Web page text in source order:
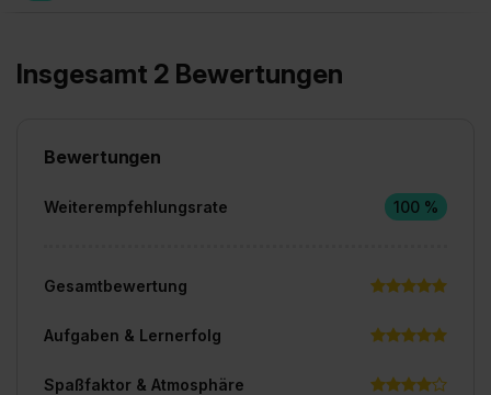
Insgesamt 2 Bewertungen
Bewertungen
Weiterempfehlungsrate 100 %
Gesamtbewertung
Aufgaben & Lernerfolg
Spaßfaktor & Atmosphäre